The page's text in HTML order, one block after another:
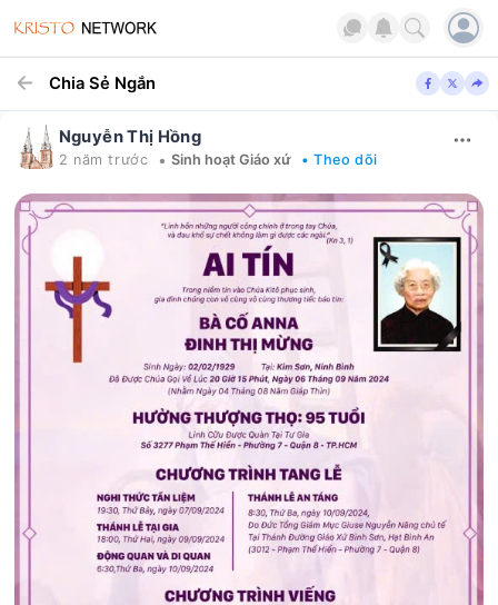
Chia Sẻ Ngắn
Nguyễn Thị Hồng
2 năm trước • Sinh hoạt Giáo xứ • Theo dõi